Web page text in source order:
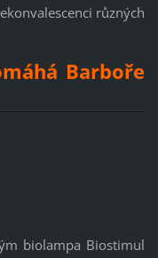
různých
Barboře
biolampa Biostimul